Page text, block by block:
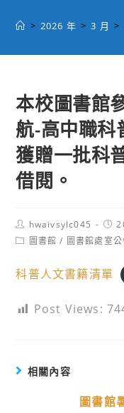
> 2026 年 > 3 月 >
本校圖書館
航-高中職科
獲贈一批科
借閱。
Post
author:
hwaivsylc045
Post
Post圖書館 / 圖書館處室
科普人文書籍清單
Post Views:
相關內容
圖書館